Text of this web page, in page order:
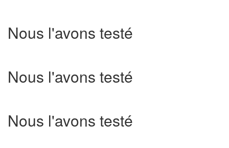
Nous l'avons testé
Nous l'avons testé
Nous l'avons testé